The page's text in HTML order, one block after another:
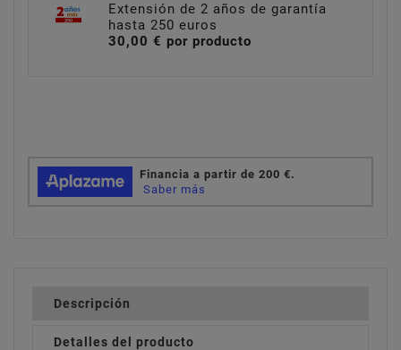
Extensión de 2 años de garantía
hasta 250 euros
30,00 € por producto
Descripción
Detalles del producto